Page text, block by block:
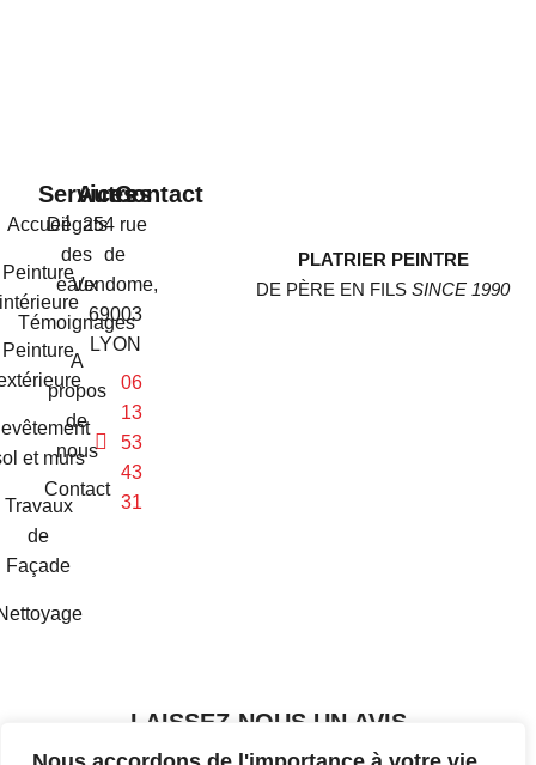
PLATRIER PEINTRE
DE PÈRE EN FILS SINCE 1990
Services
Accueil
Peinture
Peinture
et murs
Travaux
de
Façade
Autres
Dégats
des
eaux
Témoignages
A
propos
de
nous
Contact
Contact
254 rue
de
Vendome,
69003
LYON
06
13
53
43
31
LAISSEZ-NOUS UN AVIS